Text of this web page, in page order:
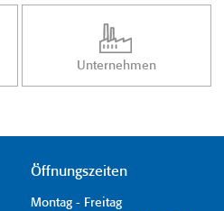
Unternehmen
Öffnungszeiten
Montag - Freitag